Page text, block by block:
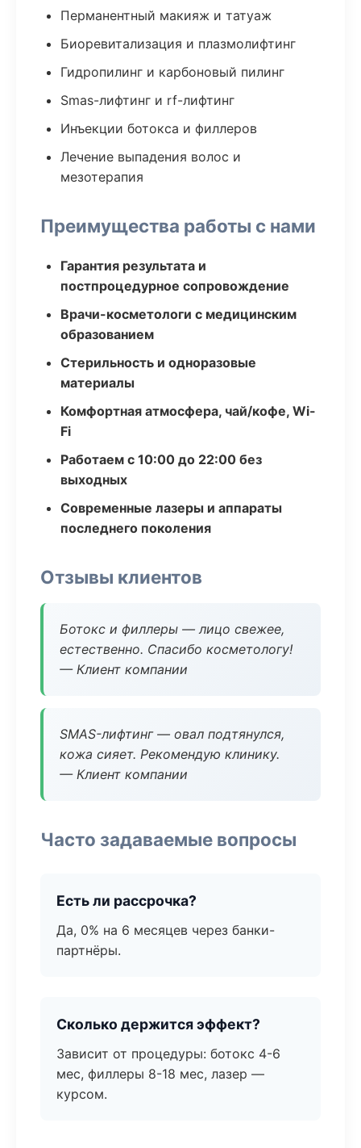
Перманентный макияж и татуаж
Биоревитализация и плазмолифтинг
Гидропилинг и карбоновый пилинг
Smas-лифтинг и rf-лифтинг
Инъекции ботокса и филлеров
Лечение выпадения волос и
мезотерапия
Преимущества работы с нами
Гарантия результата и
постпроцедурное сопровождение
Врачи-косметологи с медицинским
образованием
Стерильность и одноразовые
материалы
Комфортная атмосфера, чай/кофе, Wi-
Fi
Работаем с 10:00 до 22:00 без
выходных
Современные лазеры и аппараты
последнего поколения
Отзывы клиентов
Ботокс и филлеры — лицо свежее,
естественно. Спасибо косметологу!
— Клиент компании
SMAS-лифтинг — овал подтянулся,
кожа сияет. Рекомендую клинику.
— Клиент компании
Часто задаваемые вопросы
Есть ли рассрочка?
Да, 0% на 6 месяцев через банки-
партнёры.
Сколько держится эффект?
Зависит от процедуры: ботокс 4-6
мес, филлеры 8-18 мес, лазер —
курсом.